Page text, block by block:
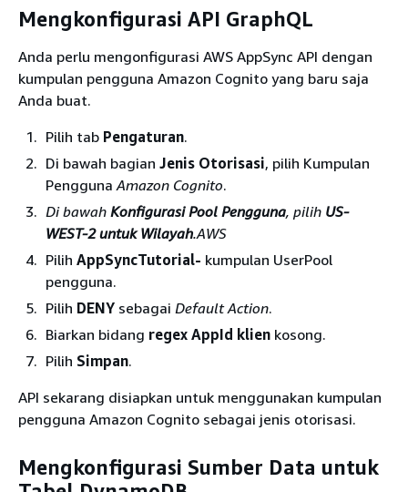
Mengkonfigurasi API GraphQL
Anda perlu mengonfigurasi AWS AppSync API dengan
kumpulan pengguna Amazon Cognito yang baru saja
Anda buat.
Pilih tab Pengaturan.
Di bawah bagian Jenis Otorisasi, pilih Kumpulan
PenggunaAmazon Cognito.
Di bawah Konfigurasi Pool Pengguna, pilih US-
WEST-2 untuk Wilayah.AWS
Pilih AppSyncTutorial- kumpulan UserPool
pengguna.
Pilih DENY sebagai Default Action.
Biarkan bidang regex AppId klien kosong.
Pilih Simpan.
API sekarang disiapkan untuk menggunakan kumpulan
pengguna Amazon Cognito sebagai jenis otorisasi.
Mengkonfigurasi Sumber Data untuk